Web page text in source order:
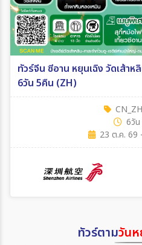
ทัวร์จีน ซีอาน หยุนเฉิง วัดเส้า
6วัน 5คืน (ZH)
6วั
23 ต.ค. 69
ทัวร์ตามวัน